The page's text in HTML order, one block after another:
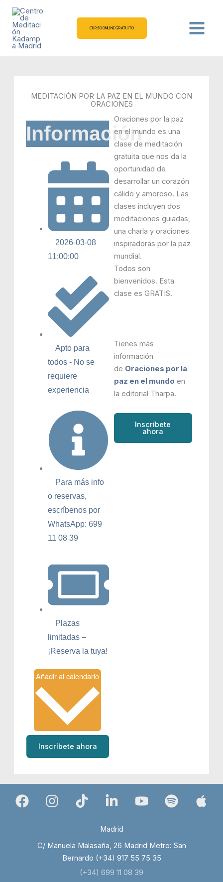
contenido
CURSO ONLINE GRATUITO
MEDITACIÓN POR LA PAZ EN EL MUNDO CON
ORACIONES
Información
2026-03-08
11:00:00
Apto para
todos - No se
requiere
experiencia
Para más info
o reservas,
escríbenos por
WhatsApp: 699
11 08 39
Plazas
limitadas –
¡Reserva la tuya!
Inscríbete ahora
Oraciones por la paz
en el mundo es una
clase de meditación
gratuita que nos da la
oportunidad de
desarrollar un corazón
cálido y amoroso. Las
clases incluyen dos
meditaciones guiadas,
una charla y oraciones
inspiradoras por la paz
mundial.
Todos son
bienvenidos. Esta
clase es GRATIS.
Tienes más
información
de Oraciones por la
paz en el mundo en
la editorial Tharpa.
Inscríbete
ahora
Madrid
C/ Manuela Malasaña, 26 Madrid Metro: San
Bernardo (+34) 917 55 75 35
(+34) 699 11 08 39